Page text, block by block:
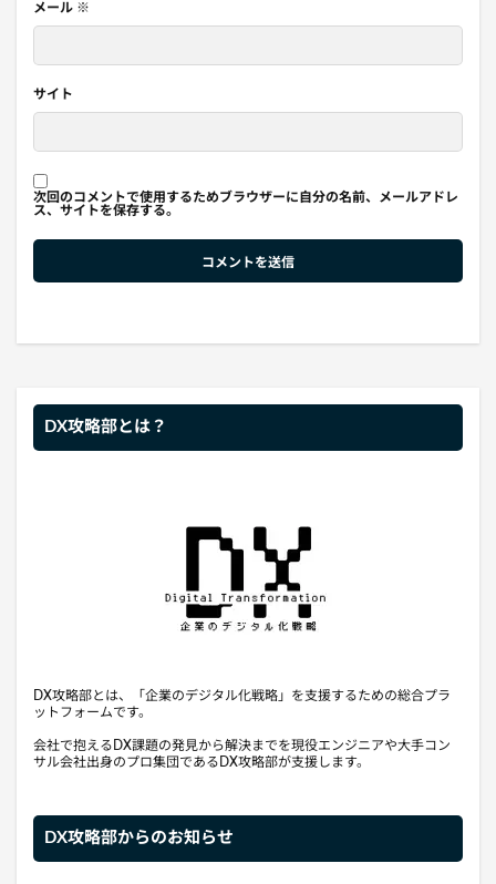
メール ※
サイト
次回のコメントで使用するためブラウザーに自分の名前、メールアドレ
ス、サイトを保存する。
DX攻略部とは？
DX攻略部とは、「企業のデジタル化戦略」を支援するための総合プラ
ットフォームです。
会社で抱えるDX課題の発見から解決までを現役エンジニアや大手コン
サル会社出身のプロ集団であるDX攻略部が支援します。
DX攻略部からのお知らせ